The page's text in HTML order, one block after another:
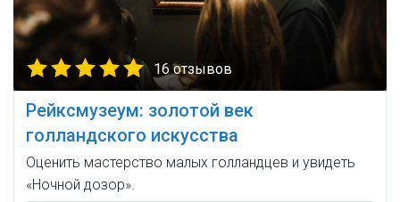
16 отзывов
Рейксмузеум: золотой век
голландского искусства
Оценить мастерство малых голландцев и увидеть
«Ночной дозор».